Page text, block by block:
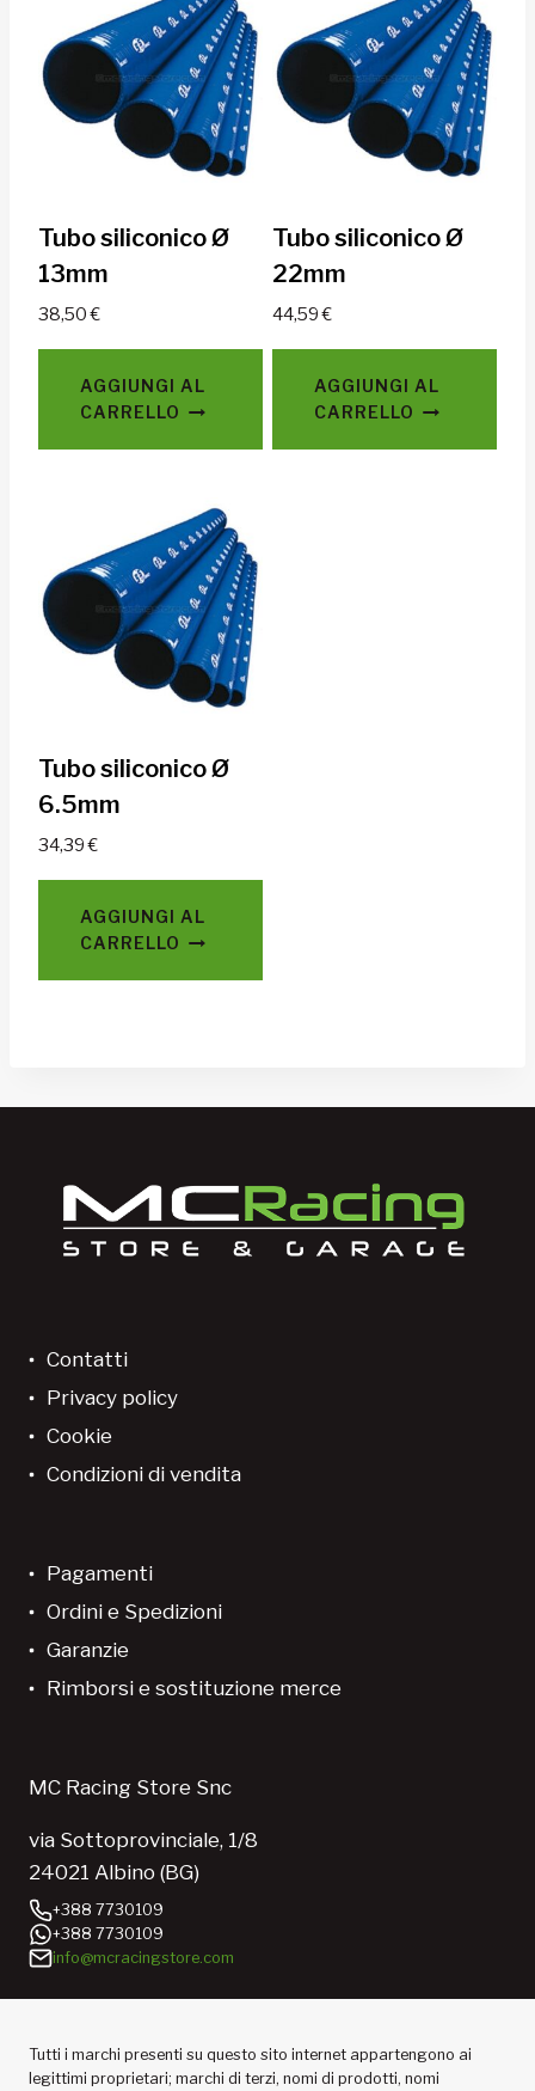
Tubo siliconico Ø
13mm
38,50€
AGGIUNGI AL
CARRELLO
Tubo siliconico Ø
22mm
44,59€
AGGIUNGI AL
CARRELLO
Tubo siliconico Ø
6.5mm
34,39€
AGGIUNGI AL
CARRELLO
Contatti
Privacy policy
Cookie
Condizioni di vendita
Pagamenti
Ordini e Spedizioni
Garanzie
Rimborsi e sostituzione merce
MC Racing Store Snc
via Sottoprovinciale, 1/8
24021 Albino (BG)
+388 7730109
+388 7730109
info@mcracingstore.com
Tutti i marchi presenti su questo sito internet appartengono ai
legittimi proprietari; marchi di terzi, nomi di prodotti, nomi